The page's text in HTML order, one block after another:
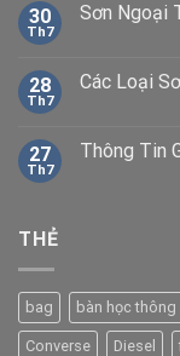
30
Th7
Sơn Ngoại
28
Th7
Các Loại
27
Th7
Thông Tin
THẺ
bag bàn học thông
Converse Diesel